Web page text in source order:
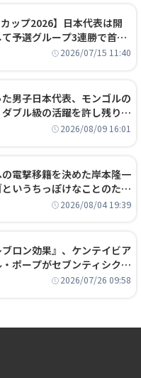
ップ2026】日本代表は開
予選グループ3連勝で首位
はエジプトに決定2026/07/15 11:40
男子日本代表、モンゴルの
ブル級の活躍を許し残り
敗戦
2026/08/09 16:01
電撃移籍を決めた岸本隆一
いうちっぽけなことのため
はない」
2026/08/04 19:39
ブロン効果』、ケンテイビア
ポープがセブンティシクサ
2026/07/26 09:58